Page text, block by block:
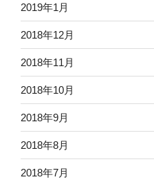
2019年1月
2018年12月
2018年11月
2018年10月
2018年9月
2018年8月
2018年7月